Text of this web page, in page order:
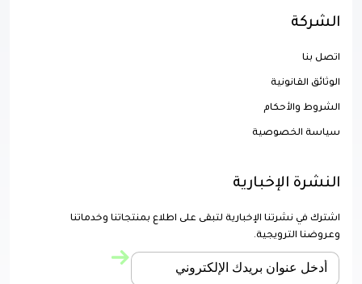
الشركة
اتصل بنا
الوثائق القانونية
الشروط والأحكام
سياسة الخصوصية
النشرة الإخبارية
اشترك في نشرتنا الإخبارية لتبقى على اطلاع بمنتجاتنا وخدماتنا
وعروضنا الترويجية.